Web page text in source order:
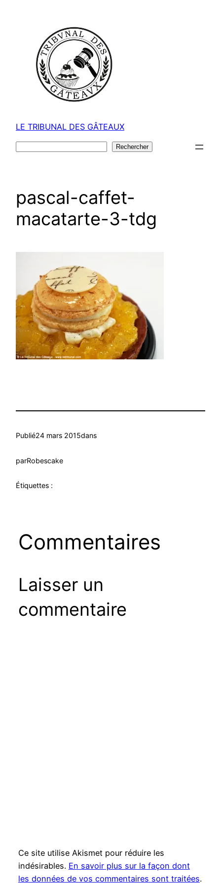
LE TRIBUNAL DES GÂTEAUX
Rechercher
pascal-caffet-
macatarte-3-tdg
Publié24 mars 2015dans
parRobescake
Étiquettes :
Commentaires
Laisser un
commentaire
Ce site utilise Akismet pour réduire les
indésirables. En savoir plus sur la façon dont
les données de vos commentaires sont traitées.